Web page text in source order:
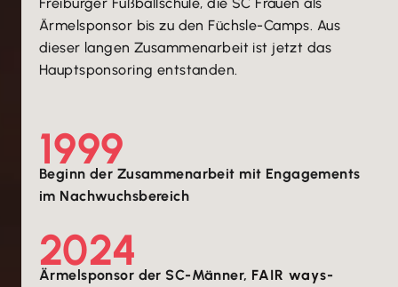
Ärmelsponsor bis zu den Füchsle-Camps. Aus
dieser langen Zusammenarbeit ist jetzt das
Hauptsponsoring entstanden.
1999
Beginn der Zusammenarbeit mit Engagements
im Nachwuchsbereich
2024
Ärmelsponsor der SC-Männer, FAIR ways-